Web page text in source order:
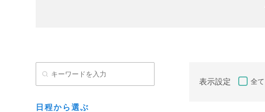
日程から選ぶ
表示設定 全て